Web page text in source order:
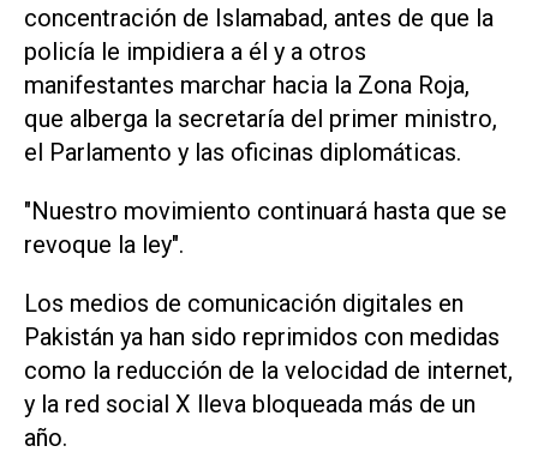
concentración de Islamabad, antes de que la
policía le impidiera a él y a otros
manifestantes marchar hacia la Zona Roja,
que alberga la secretaría del primer ministro,
el Parlamento y las oficinas diplomáticas.
"Nuestro movimiento continuará hasta que se
revoque la ley".
Los medios de comunicación digitales en
Pakistán ya han sido reprimidos con medidas
como la reducción de la velocidad de internet,
y la red social X lleva bloqueada más de un
año.